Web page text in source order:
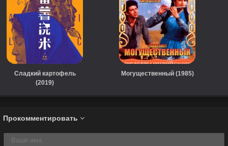
Сладкий картофель
(2019)
Могущественный (1985)
Прокомментировать